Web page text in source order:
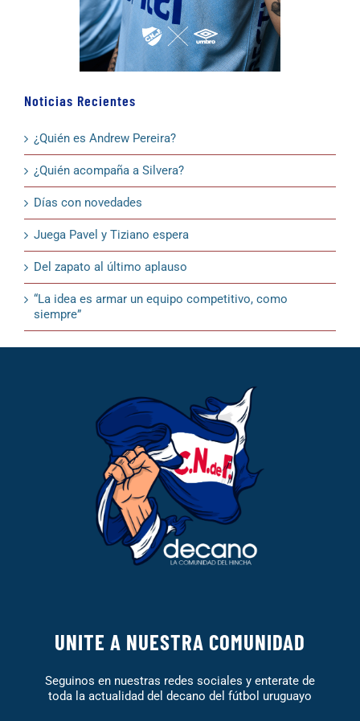
Noticias Recientes
¿Quién es Andrew Pereira?
¿Quién acompaña a Silvera?
Días con novedades
Juega Pavel y Tiziano espera
Del zapato al último aplauso
“La idea es armar un equipo competitivo, como
siempre”
UNITE A NUESTRA COMUNIDAD
Seguinos en nuestras redes sociales y enterate de
toda la actualidad del decano del fútbol uruguayo